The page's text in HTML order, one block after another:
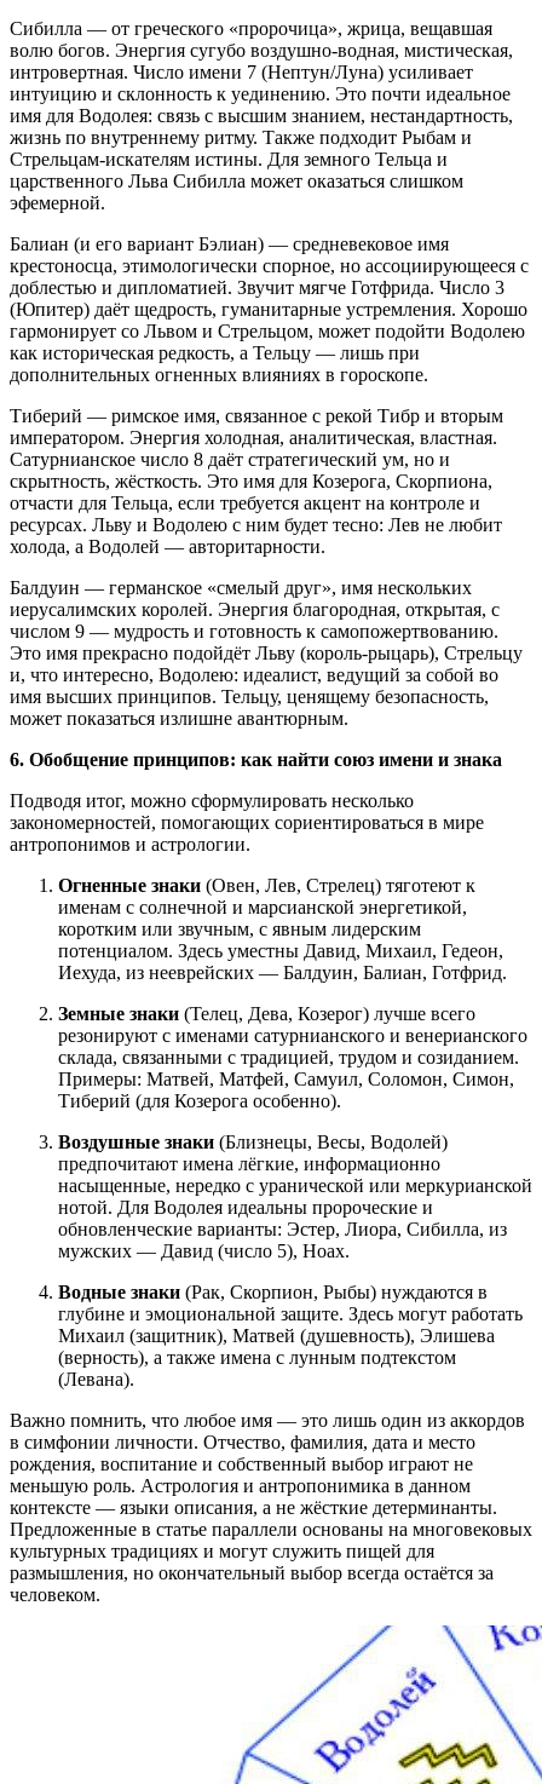
Сибилла — от греческого «пророчица», жрица, вещавшая
волю богов. Энергия сугубо воздушно-водная, мистическая,
интровертная. Число имени 7 (Нептун/Луна) усиливает
интуицию и склонность к уединению. Это почти идеальное
имя для Водолея: связь с высшим знанием, нестандартность,
жизнь по внутреннему ритму. Также подходит Рыбам и
Стрельцам-искателям истины. Для земного Тельца и
царственного Льва Сибилла может оказаться слишком
эфемерной.
Балиан (и его вариант Бэлиан) — средневековое имя
крестоносца, этимологически спорное, но ассоциирующееся с
доблестью и дипломатией. Звучит мягче Готфрида. Число 3
(Юпитер) даёт щедрость, гуманитарные устремления. Хорошо
гармонирует со Львом и Стрельцом, может подойти Водолею
как историческая редкость, а Тельцу — лишь при
дополнительных огненных влияниях в гороскопе.
Тиберий — римское имя, связанное с рекой Тибр и вторым
императором. Энергия холодная, аналитическая, властная.
Сатурнианское число 8 даёт стратегический ум, но и
скрытность, жёсткость. Это имя для Козерога, Скорпиона,
отчасти для Тельца, если требуется акцент на контроле и
ресурсах. Льву и Водолею с ним будет тесно: Лев не любит
холода, а Водолей — авторитарности.
Балдуин — германское «смелый друг», имя нескольких
иерусалимских королей. Энергия благородная, открытая, с
числом 9 — мудрость и готовность к самопожертвованию.
Это имя прекрасно подойдёт Льву (король-рыцарь), Стрельцу
и, что интересно, Водолею: идеалист, ведущий за собой во
имя высших принципов. Тельцу, ценящему безопасность,
может показаться излишне авантюрным.
6. Обобщение принципов: как найти союз имени и знака
Подводя итог, можно сформулировать несколько
закономерностей, помогающих сориентироваться в мире
антропонимов и астрологии.
Огненные знаки (Овен, Лев, Стрелец) тяготеют к
именам с солнечной и марсианской энергетикой,
коротким или звучным, с явным лидерским
потенциалом. Здесь уместны Давид, Михаил, Гедеон,
Иехуда, из нееврейских — Балдуин, Балиан, Готфрид.
Земные знаки (Телец, Дева, Козерог) лучше всего
резонируют с именами сатурнианского и венерианского
склада, связанными с традицией, трудом и созиданием.
Примеры: Матвей, Матфей, Самуил, Соломон, Симон,
Тиберий (для Козерога особенно).
Воздушные знаки (Близнецы, Весы, Водолей)
предпочитают имена лёгкие, информационно
насыщенные, нередко с уранической или меркурианской
нотой. Для Водолея идеальны пророческие и
обновленческие варианты: Эстер, Лиора, Сибилла, из
мужских — Давид (число 5), Ноах.
Водные знаки (Рак, Скорпион, Рыбы) нуждаются в
глубине и эмоциональной защите. Здесь могут работать
Михаил (защитник), Матвей (душевность), Элишева
(верность), а также имена с лунным подтекстом
(Левана).
Важно помнить, что любое имя — это лишь один из аккордов
в симфонии личности. Отчество, фамилия, дата и место
рождения, воспитание и собственный выбор играют не
меньшую роль. Астрология и антропонимика в данном
контексте — языки описания, а не жёсткие детерминанты.
Предложенные в статье параллели основаны на многовековых
культурных традициях и могут служить пищей для
размышления, но окончательный выбор всегда остаётся за
человеком.